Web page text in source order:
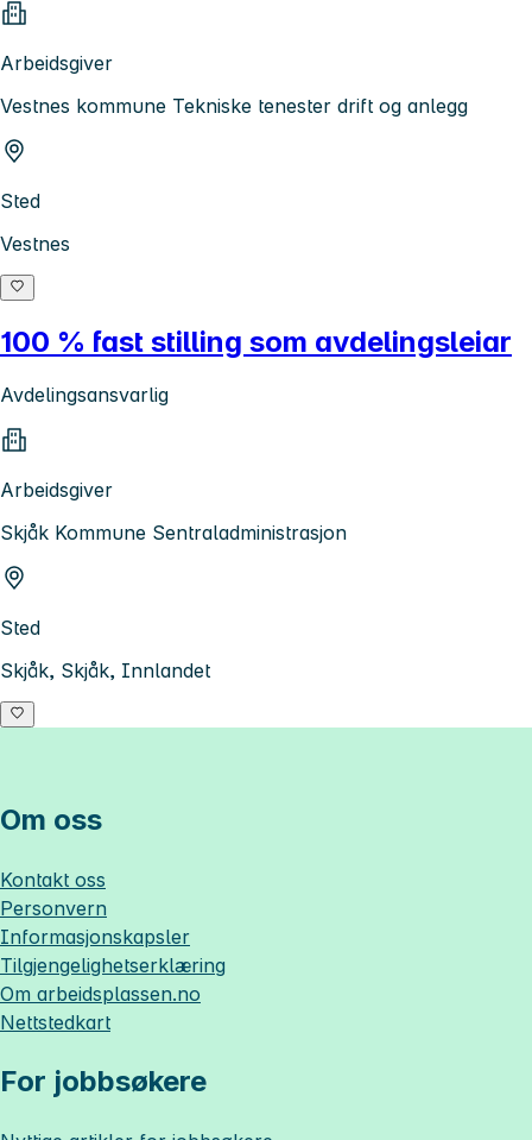
Arbeidsgiver
Vestnes kommune Tekniske tenester drift og anlegg
Sted
Vestnes
100 % fast stilling som avdelingsleiar
Avdelingsansvarlig
Arbeidsgiver
Skjåk Kommune Sentraladministrasjon
Sted
Skjåk, Skjåk, Innlandet
Om oss
Kontakt oss
Personvern
Informasjonskapsler
Tilgjengelighetserklæring
Om arbeidsplassen.no
Nettstedkart
For jobbsøkere